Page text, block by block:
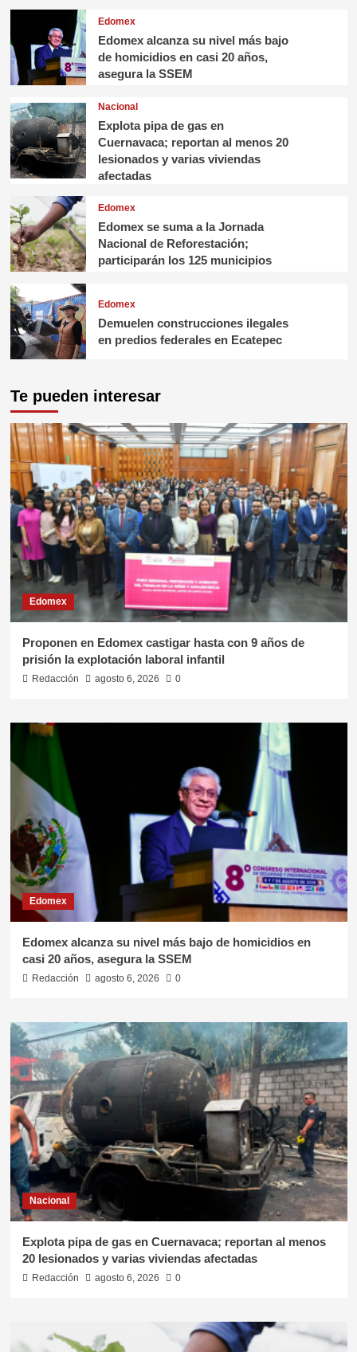
Edomex
Edomex alcanza su nivel más bajo
de homicidios en casi 20 años,
asegura la SSEM
Nacional
Explota pipa de gas en
Cuernavaca; reportan al menos 20
lesionados y varias viviendas
afectadas
Edomex
Edomex se suma a la Jornada
Nacional de Reforestación;
participarán los 125 municipios
Edomex
Demuelen construcciones ilegales
en predios federales en Ecatepec
Te pueden interesar
Edomex
Proponen en Edomex castigar hasta con 9 años de
prisión la explotación laboral infantil
Redacción agosto 6, 2026 0
Edomex
Edomex alcanza su nivel más bajo de homicidios en
casi 20 años, asegura la SSEM
Redacción agosto 6, 2026 0
Nacional
Explota pipa de gas en Cuernavaca; reportan al menos
20 lesionados y varias viviendas afectadas
Redacción agosto 6, 2026 0